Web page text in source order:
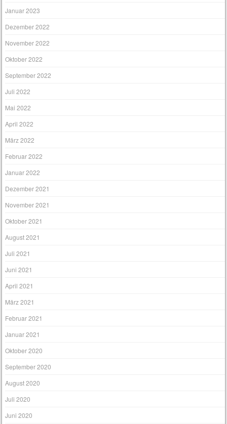
Januar 2023
Dezember 2022
November 2022
Oktober 2022
September 2022
Juli 2022
Mai 2022
April 2022
März 2022
Februar 2022
Januar 2022
Dezember 2021
November 2021
Oktober 2021
August 2021
Juli 2021
Juni 2021
April 2021
März 2021
Februar 2021
Januar 2021
Oktober 2020
September 2020
August 2020
Juli 2020
Juni 2020